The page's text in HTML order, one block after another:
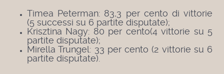
Timea Peterman: 83,3 per cento di vittorie
(5 successi su 6 partite disputate);
Krisztina Nagy: 80 per cento(4 vittorie su 5
partite disputate);
Mirella Trungel: 33 per cento (2 vittorie su 6
partite disputate).